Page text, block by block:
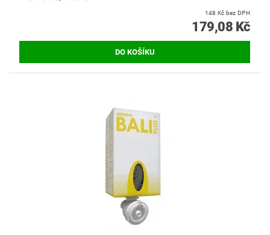
148 Kč bez DPH
179,08 Kč